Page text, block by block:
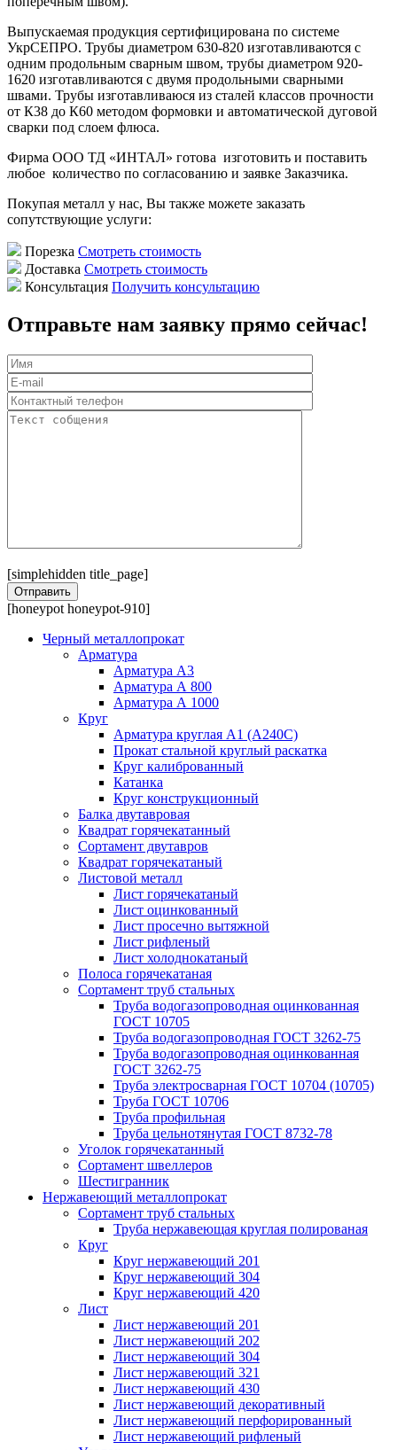
Выпускаемая продукция сертифицирована по системе
УкрСЕПРО. Трубы диаметром 630-820 изготавливаются с
одним продольным сварным швом, трубы диаметром 920-
1620 изготавливаются с двумя продольными сварными
швами. Трубы изготавливаюся из сталей классов прочности
от К38 до К60 методом формовки и автоматической дуговой
сварки под слоем флюса.
Фирма ООО ТД «ИНТАЛ» готова изготовить и поставить
любое количество по согласованию и заявке Заказчика.
Покупая металл у нас, Вы также можете заказать
сопутствующие услуги:
Порезка Смотреть стоимость
Доставка Смотреть стоимость
Консультация Получить консультацию
Отправьте нам заявку прямо сейчас!
[simplehidden title_page]
[honeypot honeypot-910]
Черный металлопрокат
Арматура
Арматура А3
Арматура А 800
Арматура А 1000
Круг
Арматура круглая А1 (А240C)
Прокат стальной круглый раскатка
Круг калиброванный
Катанка
Круг конструкционный
Балка двутавровая
Квадрат горячекатанный
Сортамент двутавров
Квадрат горячекатаный
Листовой металл
Лист горячекатаный
Лист оцинкованный
Лист просечно вытяжной
Лист рифленый
Лист холоднокатаный
Полоса горячекатаная
Сортамент труб стальных
Труба водогазопроводная оцинкованная
ГОСТ 10705
Труба водогазопроводная ГОСТ 3262-75
Труба водогазопроводная оцинкованная
ГОСТ 3262-75
Труба электросварная ГОСТ 10704 (10705)
Труба ГОСТ 10706
Труба профильная
Труба цельнотянутая ГОСТ 8732-78
Уголок горячекатанный
Сортамент швеллеров
Шестигранник
Нержавеющий металлопрокат
Сортамент труб стальных
Труба нержавеющая круглая полированая
Круг
Круг нержавеющий 201
Круг нержавеющий 304
Круг нержавеющий 420
Лист
Лист нержавеющий 201
Лист нержавеющий 202
Лист нержавеющий 304
Лист нержавеющий 321
Лист нержавеющий 430
Лист нержавеющий декоративный
Лист нержавеющий перфорированный
Лист нержавеющий рифленый